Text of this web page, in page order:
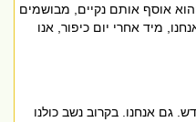
אוסף אותם נקיים, מבושמים
מיד אחרי יום כיפור, אנו
גם אנחנו. בקרוב נשב כולנו